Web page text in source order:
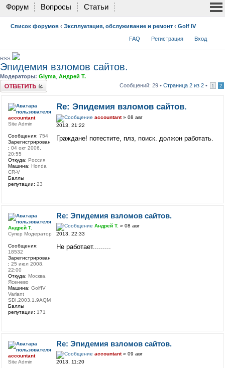
Форум Вопросы Статьи
Список форумов ‹ Эксплуатация, обслуживание и ремонт ‹ Golf IV
FAQ Регистрация Вход
RSS
Эпидемия взломов сайтов.
Модераторы: Glyma Андрей Т.
Ответить
Сообщений: 29 • Страница 2 из 2 • 1 2
Re: Эпидемия взломов сайтов.
accountant» 08 авг
2013, 21:22
Граждане! потестите, плз, поиск. должон работать.
accountant
Site Admin
Сообщения: 754
Зарегистрирован
: 04 окт 2006,
20:55
Откуда: Россия
Машина: Honda
CR-V
Баллы
репутации: 23
Re: Эпидемия взломов сайтов.
Андрей Т. » 08 авг
2013, 22:33
Не работает.........
Андрей Т.
Супер Модератор
Сообщения:
18532
Зарегистрирован
: 25 июл 2008,
22:00
Откуда: Москва,
Ясенево
Машина: GolfIV
Variant
SDI,2003,1.9AQM
Баллы
репутации: 171
Re: Эпидемия взломов сайтов.
accountant» 09 авг
2013, 11:20
accountant
Site Admin